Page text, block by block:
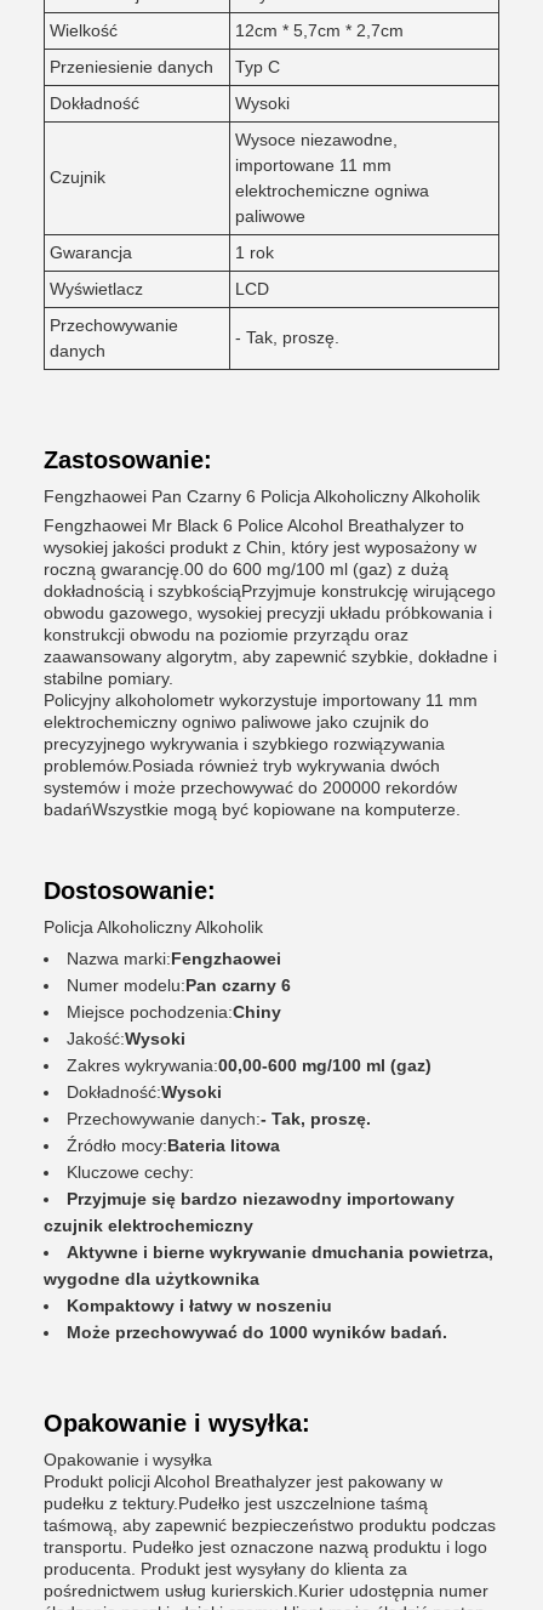
Wielkość
12cm * 5,7cm * 2,7cm
Przeniesienie danych
Typ C
Dokładność
Wysoki
Czujnik
Wysoce niezawodne,
importowane 11 mm
elektrochemiczne ogniwa
paliwowe
Gwarancja
1 rok
Wyświetlacz
LCD
Przechowywanie
danych
- Tak, proszę.
Zastosowanie:
Fengzhaowei Pan Czarny 6 Policja Alkoholiczny Alkoholik
Fengzhaowei Mr Black 6 Police Alcohol Breathalyzer to
wysokiej jakości produkt z Chin, który jest wyposażony w
roczną gwarancję.00 do 600 mg/100 ml (gaz) z dużą
dokładnością i szybkościąPrzyjmuje konstrukcję wirującego
obwodu gazowego, wysokiej precyzji układu próbkowania i
konstrukcji obwodu na poziomie przyrządu oraz
zaawansowany algorytm, aby zapewnić szybkie, dokładne i
stabilne pomiary.
Policyjny alkoholometr wykorzystuje importowany 11 mm
elektrochemiczny ogniwo paliwowe jako czujnik do
precyzyjnego wykrywania i szybkiego rozwiązywania
problemów.Posiada również tryb wykrywania dwóch
systemów i może przechowywać do 200000 rekordów
badańWszystkie mogą być kopiowane na komputerze.
Dostosowanie:
Policja Alkoholiczny Alkoholik
Nazwa marki:Fengzhaowei
Numer modelu:Pan czarny 6
Miejsce pochodzenia:Chiny
Jakość:Wysoki
Zakres wykrywania:00,00-600 mg/100 ml (gaz)
Dokładność:Wysoki
Przechowywanie danych:- Tak, proszę.
Źródło mocy:Bateria litowa
Kluczowe cechy:
Przyjmuje się bardzo niezawodny importowany
czujnik elektrochemiczny
Aktywne i bierne wykrywanie dmuchania powietrza,
wygodne dla użytkownika
Kompaktowy i łatwy w noszeniu
Może przechowywać do 1000 wyników badań.
Opakowanie i wysyłka:
Opakowanie i wysyłka
Produkt policji Alcohol Breathalyzer jest pakowany w
pudełku z tektury.Pudełko jest uszczelnione taśmą
taśmową, aby zapewnić bezpieczeństwo produktu podczas
transportu. Pudełko jest oznaczone nazwą produktu i logo
producenta. Produkt jest wysyłany do klienta za
pośrednictwem usług kurierskich.Kurier udostępnia numer